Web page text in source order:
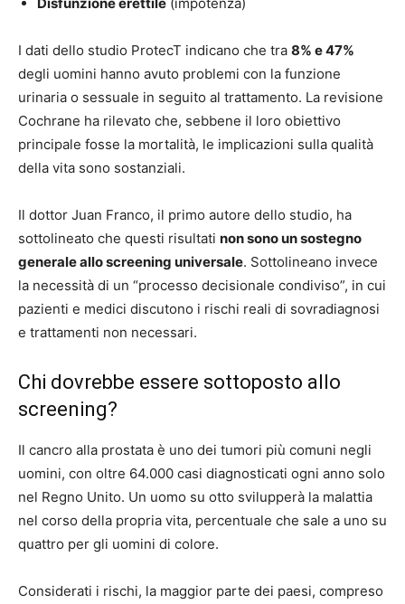
I dati dello studio ProtecT indicano che tra 8% e 47%
degli uomini hanno avuto problemi con la funzione
urinaria o sessuale in seguito al trattamento. La revisione
Cochrane ha rilevato che, sebbene il loro obiettivo
principale fosse la mortalità, le implicazioni sulla qualità
della vita sono sostanziali.
Il dottor Juan Franco, il primo autore dello studio, ha
sottolineato che questi risultati non sono un sostegno
generale allo screening universale. Sottolineano invece
la necessità di un “processo decisionale condiviso”, in cui
pazienti e medici discutono i rischi reali di sovradiagnosi
e trattamenti non necessari.
Chi dovrebbe essere sottoposto allo
screening?
Il cancro alla prostata è uno dei tumori più comuni negli
uomini, con oltre 64.000 casi diagnosticati ogni anno solo
nel Regno Unito. Un uomo su otto svilupperà la malattia
nel corso della propria vita, percentuale che sale a uno su
quattro per gli uomini di colore.
Considerati i rischi, la maggior parte dei paesi, compreso